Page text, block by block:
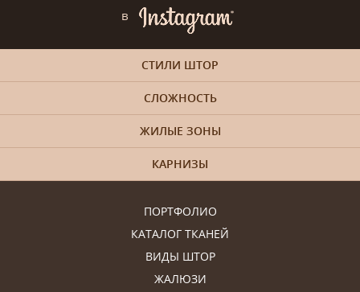
в
ПОРТФОЛИО
КАТАЛОГ ТКАНЕЙ
ВИДЫ ШТОР
ЖАЛЮЗИ
СТИЛИ ШТОР
СЛОЖНОСТЬ
ЖИЛЫЕ ЗОНЫ
КАРНИЗЫ